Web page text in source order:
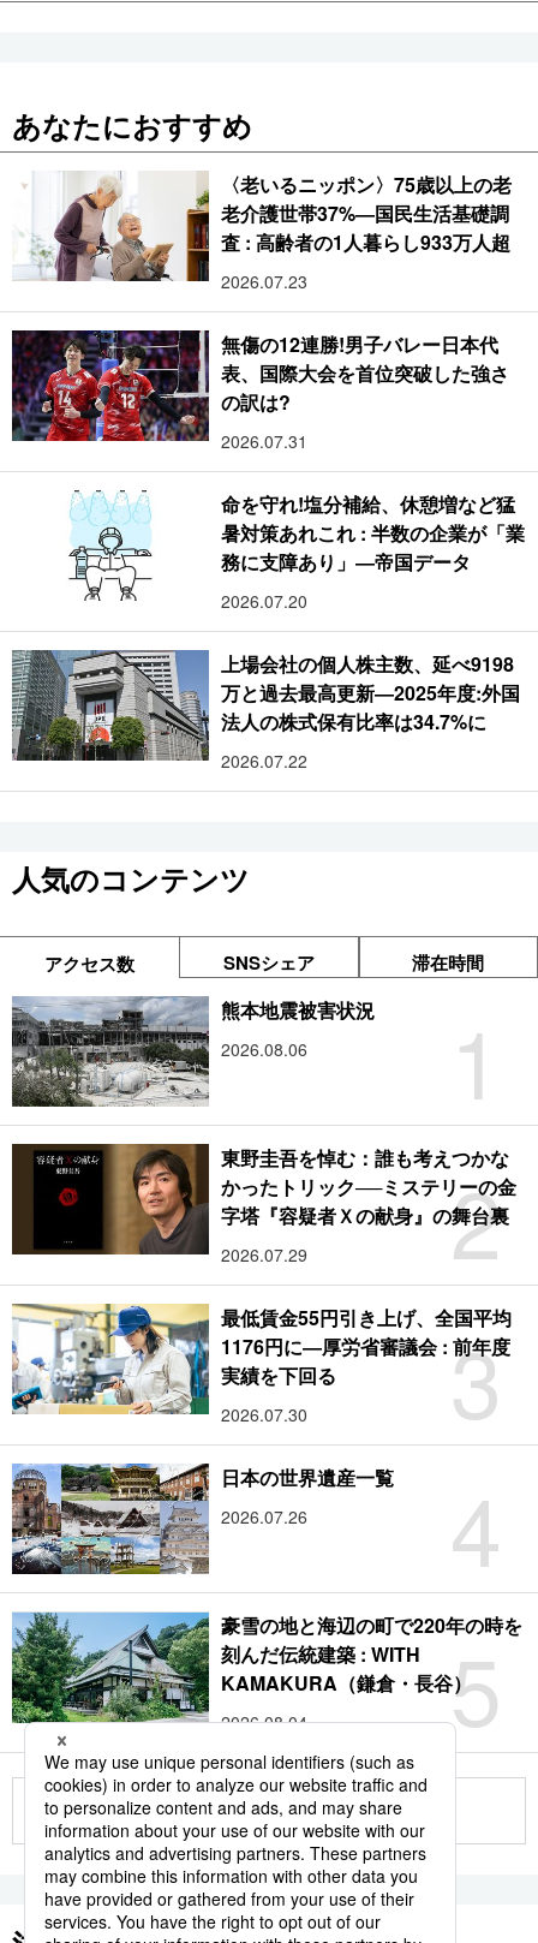
あなたにおすすめ
〈老いるニッポン〉75歳以上の老
老介護世帯37%―国民生活基礎調
査 : 高齢者の1人暮らし933万人超
2026.07.23
無傷の12連勝!男子バレー日本代
表、国際大会を首位突破した強さ
の訳は?
2026.07.31
命を守れ!塩分補給、休憩増など猛
暑対策あれこれ : 半数の企業が「業
務に支障あり」―帝国データ
2026.07.20
上場会社の個人株主数、延べ9198
万と過去最高更新―2025年度:外国
法人の株式保有比率は34.7%に
2026.07.22
人気のコンテンツ
アクセス数 SNSシェア 滞在時間
1
熊本地震被害状況
2026.08.06
2
東野圭吾を悼む：誰も考えつかな
かったトリック──ミステリーの金
字塔『容疑者Ｘの献身』の舞台裏
2026.07.29
3
最低賃金55円引き上げ、全国平均
1176円に―厚労省審議会 : 前年度
実績を下回る
2026.07.30
4
日本の世界遺産一覧
2026.07.26
5
豪雪の地と海辺の町で220年の時を
刻んだ伝統建築 : WITH
KAMAKURA（鎌倉・長谷）
2026.08.04
もっと見る